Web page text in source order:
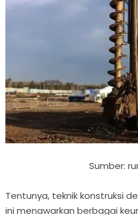
Sumber:
Tentunya, teknik konstruksi
ini menawarkan berbagai